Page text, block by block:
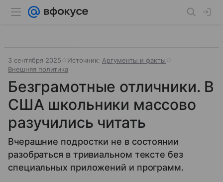
3 сентября 2025 Источник: Аргументы и факты
Внешняя политика
Безграмотные отличники. В
США школьники массово
разучились читать
Вчерашние подростки не в состоянии
разобраться в тривиальном тексте без
специальных приложений и программ.